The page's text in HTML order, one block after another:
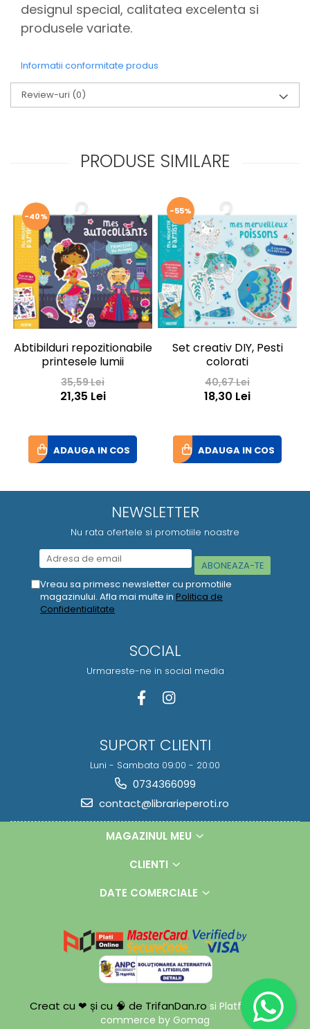
designul special, calitatea excelenta si
produsele variate.
Informatii conformitate produs
Review-uri (0)
PRODUSE SIMILARE
-40%
Abtibilduri repozitionabile
printesele lumii
35,59 Lei
21,35 Lei
ADAUGA IN COS
-55%
Set creativ DIY, Pesti
colorati
40,67 Lei
18,30 Lei
ADAUGA IN COS
NEWSLETTER
Nu rata ofertele si promotiile noastre
Vreau sa primesc newsletter cu promotiile
magazinului. Afla mai multe in Politica de
Confidentialitate
SOCIAL
Urmareste-ne in social media
SUPORT CLIENTI
Luni - Sambata 09:00 - 20:00
0734366099
contact@librarieperoti.ro
MAGAZINUL MEU
CLIENTI
DATE COMERCIALE
Creat cu ❤ și cu 🧠 de TrifanDan.ro si Platforma E-
commerce by Gomag